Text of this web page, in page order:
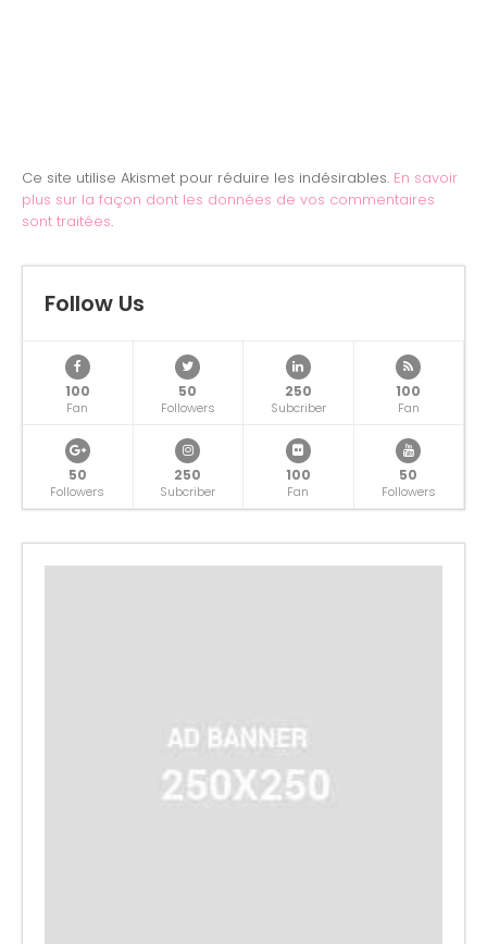
Ce site utilise Akismet pour réduire les indésirables. En savoir
plus sur la façon dont les données de vos commentaires
sont traitées.
Follow Us
100
Fan
50
Followers
250
Subcriber
100
Fan
50
Followers
250
Subcriber
100
Fan
50
Followers